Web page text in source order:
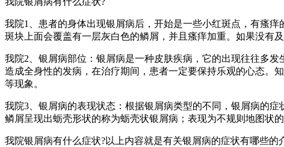
我院1、患者的身体出现银屑病后，开始是一些小红斑点，有瘙
斑块上面会覆盖有一层灰白色的鳞屑，并且瘙痒加重。如果没有
我院2、银屑病部位：银屑病是一种皮肤疾病，它的出现往往多
造成全身性的发病，在治疗期间，患者一定要保持乐观的心态。
等现象。
我院3、银屑病的表现状态：根据银屑病类型的不同，银屑病的
鳞屑呈现出蛎壳形状的称为蛎壳状银屑病；表现为不规则地图状
我院银屑病有什么症状?以上内容就是有关银屑病的症状有哪些